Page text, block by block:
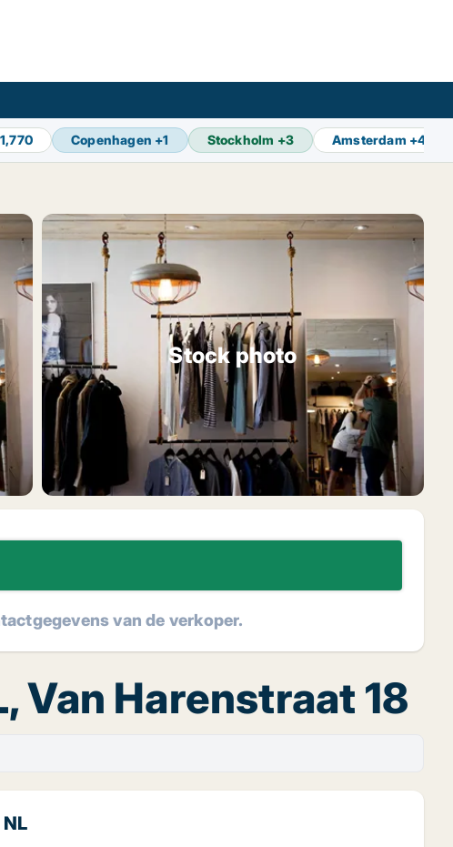
1,770 Copenhagen +1 Stockholm +3 Amsterdam +4
Stock photo
van de verkoper.
Van Harenstraat 18